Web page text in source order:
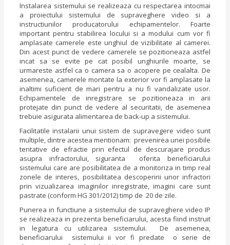
Instalarea sistemului se realizeaza cu respectarea intocmai
a proiectului sistemului de supraveghere video si a
instructiunilor producatorului echipamentelor. Foarte
important pentru stabilirea locului si a modului cum vor fi
amplasate camerele este unghiul de vizibilitate al camerei.
Din acest punct de vedere camerele se pozitioneaza astfel
incat sa se evite pe cat posibil unghiurile moarte, se
urmareste astfel ca o camera sa o acopere pe cealalta. De
asemenea, camerele montate la exterior vor fi amplasate la
inaltimi suficient de mari pentru a nu fi vandalizate usor.
Echipamentele de inregistrare se pozitioneaza in arii
protejate din punct de vedere al securitatii, de asemenea
trebuie asigurata alimentarea de back-up a sistemului.
Facilitatile instalarii unui sistem de supravegere video sunt
multiple, dintre acestea mentionam: prevenirea unei posibile
tentative de efractie prin efectul de descurajare produs
asupra infractorului, siguranta oferita beneficiarului
sistemului care are posibilitatea de a monitoriza in timp real
zonele de interes, posibilitatea descoperirii unor infractori
prin vizualizarea imaginilor inregistrate, imagini care sunt
pastrate (conform HG 301/2012) timp de 20 de zile.
Punerea in functiune a sistemului de supraveghere video IP
se realizeaza in prezenta beneficiarului, acesta fiind instruit
in legatura cu utilizarea sistemului. De asemenea,
beneficiarului sistemului ii vor fi predate o serie de